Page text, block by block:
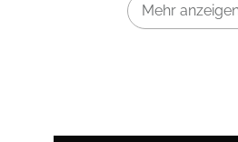
Mehr